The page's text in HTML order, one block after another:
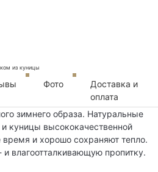
Фото
Доставка и
оплата
зимнего образа. Натуральные
куницы высококачественной
и хорошо сохраняют тепло.
влагоотталкивающую пропитку.